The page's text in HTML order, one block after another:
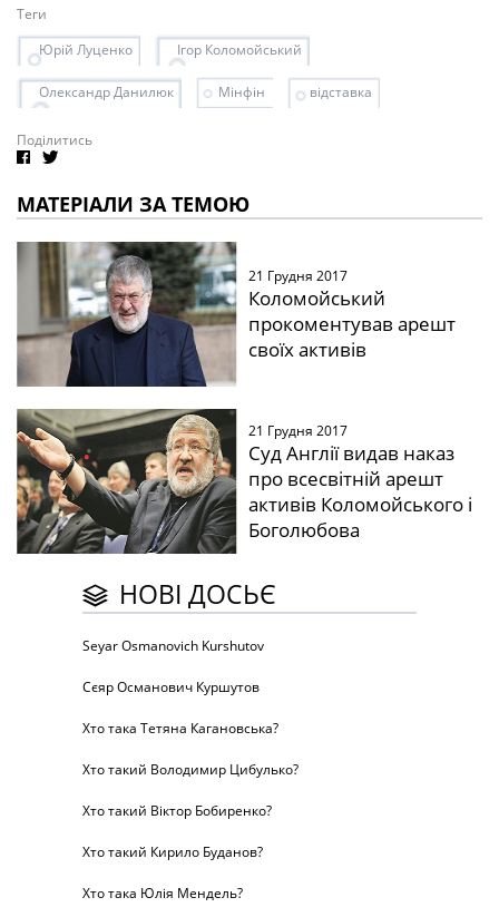
Теги
Юрій Луценко
Ігор Коломойський
Олександр Данилюк Мінфін відставка
Поділитись
МАТЕРІАЛИ ЗА ТЕМОЮ
21 Грудня 2017
Коломойський
прокоментував арешт
своїх активів
21 Грудня 2017
Суд Англії видав наказ
про всесвітній арешт
активів Коломойського і
Боголюбова
НОВІ ДОСЬЄ
Seyar Osmanovich Kurshutov
Сєяр Османович Куршутов
Хто така Тетяна Кагановська?
Хто такий Володимир Цибулько?
Хто такий Віктор Бобиренко?
Хто такий Кирило Буданов?
Хто така Юлія Мендель?